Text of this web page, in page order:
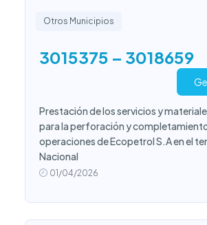
Otros Municipios
3015375 – 3018659
Prestación de los servicios y
para la perforación y
operaciones de Ecopetrol S.A en el
Nacional
01/04/2026